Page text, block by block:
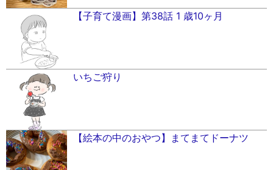
【子育て漫画】第38話 1 歳10ヶ月
いちご狩り
【絵本の中のおやつ】まてまてドーナツ